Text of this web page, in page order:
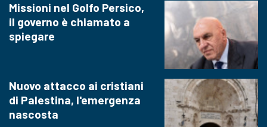
Missioni nel Golfo Persico,
il governo è chiamato a
spiegare
Nuovo attacco ai cristiani
di Palestina, l'emergenza
nascosta